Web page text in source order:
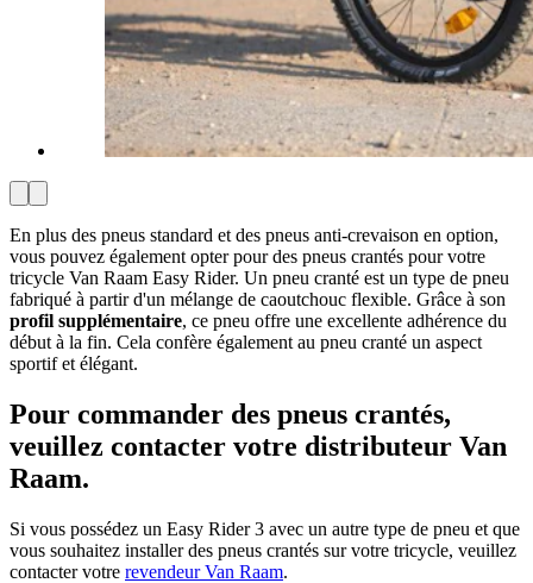
En plus des pneus standard et des pneus anti-crevaison en option,
vous pouvez également opter pour des pneus crantés pour votre
tricycle Van Raam Easy Rider. Un pneu cranté est un type de pneu
fabriqué à partir d'un mélange de caoutchouc flexible. Grâce à son
profil supplémentaire, ce pneu offre une excellente adhérence du
début à la fin. Cela confère également au pneu cranté un aspect
sportif et élégant.
Pour commander des pneus crantés,
veuillez contacter votre distributeur Van
Raam.
Si vous possédez un Easy Rider 3 avec un autre type de pneu et que
vous souhaitez installer des pneus crantés sur votre tricycle, veuillez
contacter votre revendeur Van Raam.